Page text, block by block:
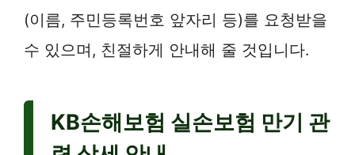
(이름, 주민등록번호 앞자리 등)를 요청받을
수 있으며, 친절하게 안내해 줄 것입니다.
KB손해보험 실손보험 만기 관